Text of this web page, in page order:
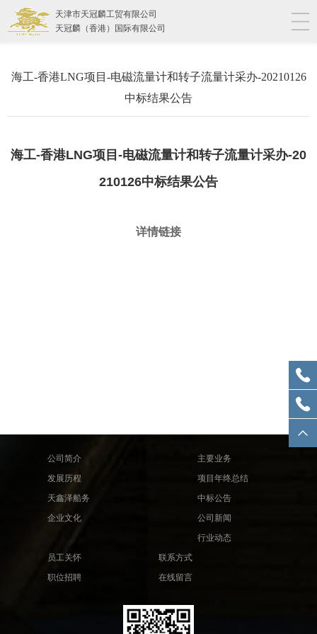
天津市天冠麟工贸有限公司
天冠麟（香港）国际有限公司
海工-香港LNG项目-电磁流量计和转子流量计采办-20210126
中标结果公告
海工-香港LNG项目-电磁流量计和转子流量计采办-20
210126中标结果公告
详情链接
公司简介
发展历程
天鑫泽船务
企业文化
主要业务
项目年终总结
中标公告
公司新闻
行业动态
员工关怀
职位招聘
联系方式
在线留言